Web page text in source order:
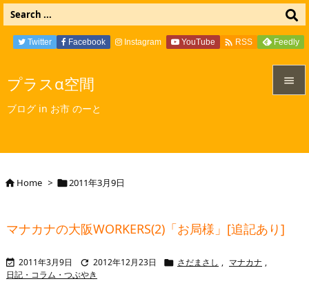
プラスα空間
ブログ in お市 のーと

Twitter Facebook Instagram YouTube  RSS Feedly
Home > 2011年3月9日
マナカナの大阪WORKERS(2)「お局様」[追記あり]
 2011年3月9日  2012年12月23日  さだまさし , マナカナ ,
日記・コラム・つぶやき